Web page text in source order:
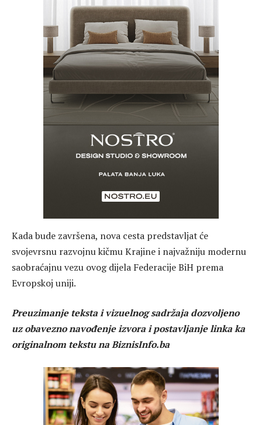
Kada bude završena, nova cesta predstavljat će
svojevrsnu razvojnu kičmu Krajine i najvažniju modernu
saobraćajnu vezu ovog dijela Federacije BiH prema
Evropskoj uniji.
Preuzimanje teksta i vizuelnog sadržaja dozvoljeno
uz obavezno navođenje izvora i postavljanje linka ka
originalnom tekstu na BiznisInfo.ba